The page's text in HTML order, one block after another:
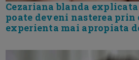
Cezariana blanda explicata
poate deveni nasterea prin
experienta mai apropiata